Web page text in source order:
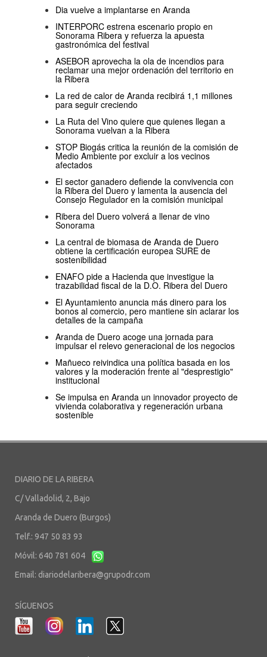
Dia vuelve a implantarse en Aranda
INTERPORC estrena escenario propio en
Sonorama Ribera y refuerza la apuesta
gastronómica del festival
ASEBOR aprovecha la ola de incendios para
reclamar una mejor ordenación del territorio en
la Ribera
La red de calor de Aranda recibirá 1,1 millones
para seguir creciendo
La Ruta del Vino quiere que quienes llegan a
Sonorama vuelvan a la Ribera
STOP Biogás critica la reunión de la comisión de
Medio Ambiente por excluir a los vecinos
afectados
El sector ganadero defiende la convivencia con
la Ribera del Duero y lamenta la ausencia del
Consejo Regulador en la comisión municipal
Ribera del Duero volverá a llenar de vino
Sonorama
La central de biomasa de Aranda de Duero
obtiene la certificación europea SURE de
sostenibilidad
ENAFO pide a Hacienda que investigue la
trazabilidad fiscal de la D.O. Ribera del Duero
El Ayuntamiento anuncia más dinero para los
bonos al comercio, pero mantiene sin aclarar los
detalles de la campaña
Aranda de Duero acoge una jornada para
impulsar el relevo generacional de los negocios
Mañueco reivindica una política basada en los
valores y la moderación frente al "desprestigio"
institucional
Se impulsa en Aranda un innovador proyecto de
vivienda colaborativa y regeneración urbana
sostenible
DIARIO DE LA RIBERA
C/ Valladolid, 2, Bajo
Aranda de Duero (Burgos)
Telf.: 947 50 83 93
Móvil: 640 781 604
Email: diariodelaribera@grupodr.com
SÍGUENOS